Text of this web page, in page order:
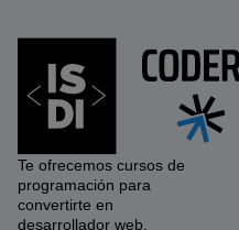
Te ofrecemos cursos de
programación para
convertirte en
desarrollador web.